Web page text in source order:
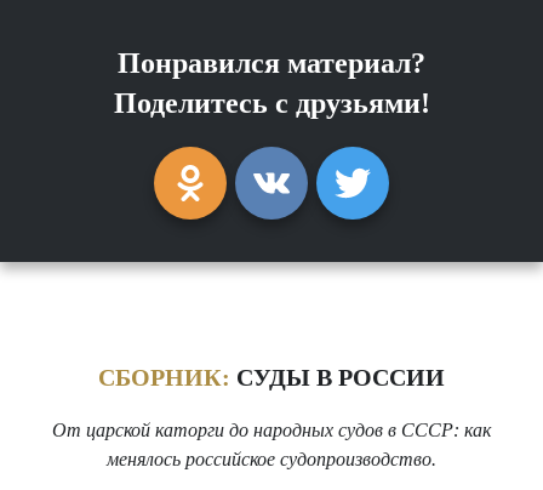
Понравился материал?
Поделитесь с друзьями!
СБОРНИК: СУДЫ В РОССИИ
От царской каторги до народных судов в СССР: как
менялось российское судопроизводство.